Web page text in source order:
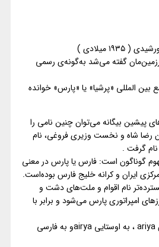
چهارم فروردین ماه ۱۳۱۳خورشیدی ( ۱۹۳۵ میلادی )
گفته می‌شد به‌گونه‌ی رسمی
بین المللی «پرشیا» یا «پارس» خوانده
پیشین بیگانه می‌توان چنین نامی را
رضا شاه و نخست وزیری فروغی، نام
گرفت .
گوناگون است: فارس یا پارس در معنی
ایرانو کرانه خلیج فارس بوده‌است.
نام اقوام و ملت‌های دشت و
امپراتوری پارس می‌شود و برابر با
به فارسی باستان ariya ، به اوستایی airyaو به فارسی